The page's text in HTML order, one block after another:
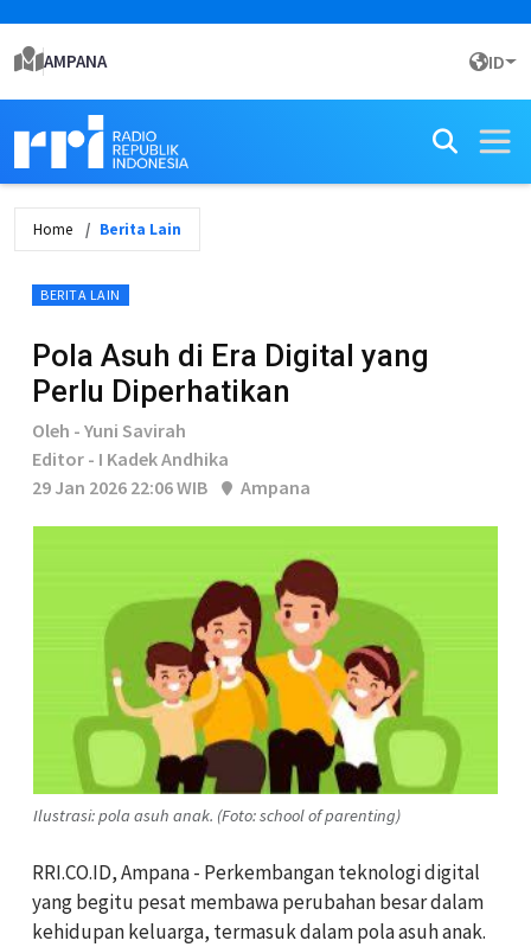
AMPANA ID
Home Berita Lain
BERITA LAIN
Pola Asuh di Era Digital yang
Perlu Diperhatikan
Oleh - Yuni Savirah
Editor - I Kadek Andhika
29 Jan 2026 22:06 WIB
Ampana
Ilustrasi: pola asuh anak. (Foto: school of parenting)
RRI.CO.ID, Ampana - Perkembangan teknologi digital
yang begitu pesat membawa perubahan besar dalam
kehidupan keluarga, termasuk dalam pola asuh anak.